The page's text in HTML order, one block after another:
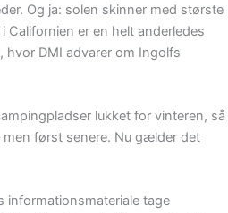
Og ja: solen skinner med største
Californien er en helt anderledes
hvor DMI advarer om Ingolfs
lukket for vinteren, så
men først senere. Nu gælder det
informationsmateriale tage